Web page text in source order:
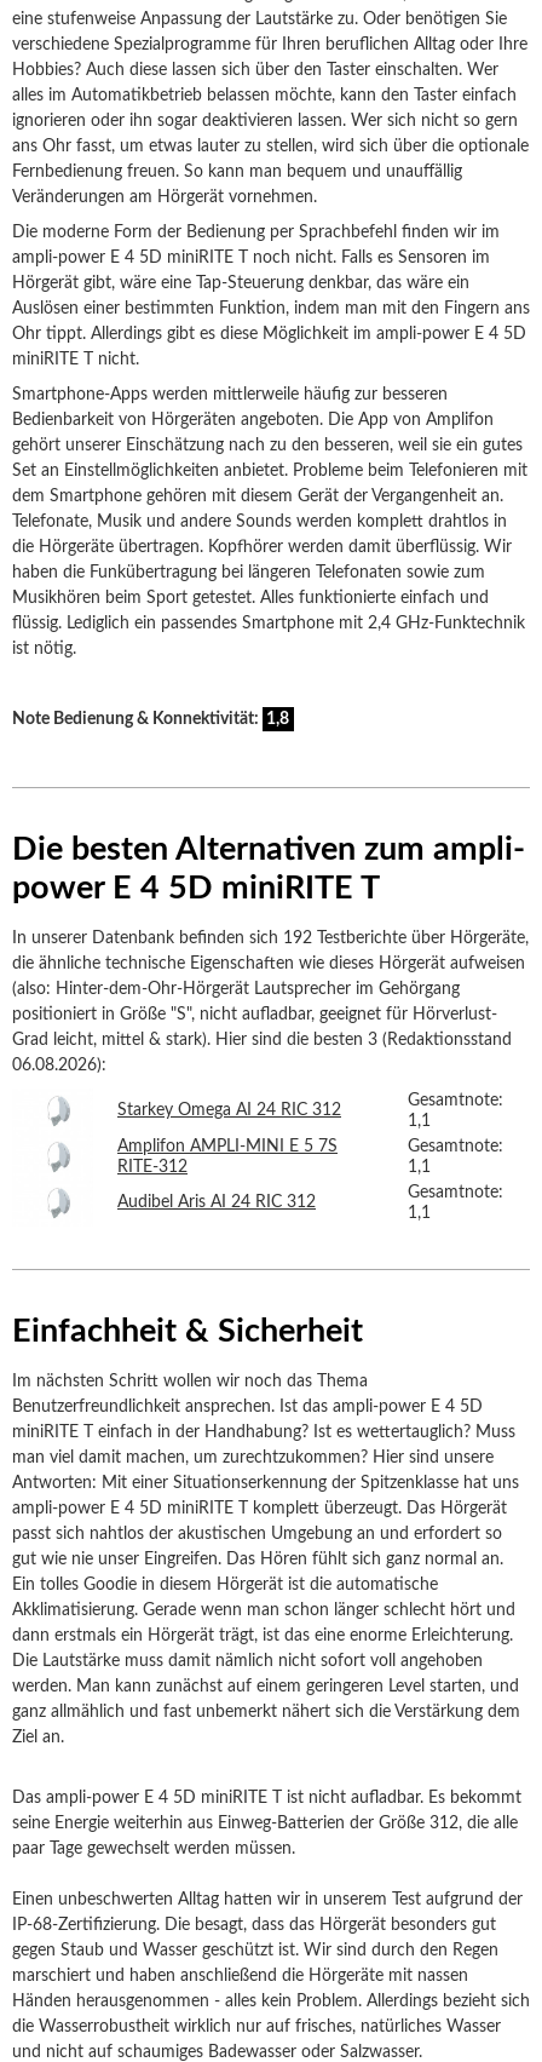
eine stufenweise Anpassung der Lautstärke zu. Oder benötigen Sie
verschiedene Spezialprogramme für Ihren beruflichen Alltag oder Ihre
Hobbies? Auch diese lassen sich über den Taster einschalten. Wer
alles im Automatikbetrieb belassen möchte, kann den Taster einfach
ignorieren oder ihn sogar deaktivieren lassen. Wer sich nicht so gern
ans Ohr fasst, um etwas lauter zu stellen, wird sich über die optionale
Fernbedienung freuen. So kann man bequem und unauffällig
Veränderungen am Hörgerät vornehmen.
Die moderne Form der Bedienung per Sprachbefehl finden wir im
ampli-power E 4 5D miniRITE T noch nicht. Falls es Sensoren im
Hörgerät gibt, wäre eine Tap-Steuerung denkbar, das wäre ein
Auslösen einer bestimmten Funktion, indem man mit den Fingern ans
Ohr tippt. Allerdings gibt es diese Möglichkeit im ampli-power E 4 5D
miniRITE T nicht.
Smartphone-Apps werden mittlerweile häufig zur besseren
Bedienbarkeit von Hörgeräten angeboten. Die App von Amplifon
gehört unserer Einschätzung nach zu den besseren, weil sie ein gutes
Set an Einstellmöglichkeiten anbietet. Probleme beim Telefonieren mit
dem Smartphone gehören mit diesem Gerät der Vergangenheit an.
Telefonate, Musik und andere Sounds werden komplett drahtlos in
die Hörgeräte übertragen. Kopfhörer werden damit überflüssig. Wir
haben die Funkübertragung bei längeren Telefonaten sowie zum
Musikhören beim Sport getestet. Alles funktionierte einfach und
flüssig. Lediglich ein passendes Smartphone mit 2,4 GHz-Funktechnik
ist nötig.
Note Bedienung & Konnektivität: 1,8
Die besten Alternativen zum ampli-
power E 4 5D miniRITE T
In unserer Datenbank befinden sich 192 Testberichte über Hörgeräte,
die ähnliche technische Eigenschaften wie dieses Hörgerät aufweisen
(also: Hinter-dem-Ohr-Hörgerät Lautsprecher im Gehörgang
positioniert in Größe "S", nicht aufladbar, geeignet für Hörverlust-
Grad leicht, mittel & stark). Hier sind die besten 3 (Redaktionsstand
06.08.2026):
Starkey Omega AI 24 RIC 312
Gesamtnote:
1,1
Amplifon AMPLI-MINI E 5 7S
RITE-312
Gesamtnote:
1,1
Audibel Aris AI 24 RIC 312
Gesamtnote:
1,1
Einfachheit & Sicherheit
Im nächsten Schritt wollen wir noch das Thema
Benutzerfreundlichkeit ansprechen. Ist das ampli-power E 4 5D
miniRITE T einfach in der Handhabung? Ist es wettertauglich? Muss
man viel damit machen, um zurechtzukommen? Hier sind unsere
Antworten: Mit einer Situationserkennung der Spitzenklasse hat uns
ampli-power E 4 5D miniRITE T komplett überzeugt. Das Hörgerät
passt sich nahtlos der akustischen Umgebung an und erfordert so
gut wie nie unser Eingreifen. Das Hören fühlt sich ganz normal an.
Ein tolles Goodie in diesem Hörgerät ist die automatische
Akklimatisierung. Gerade wenn man schon länger schlecht hört und
dann erstmals ein Hörgerät trägt, ist das eine enorme Erleichterung.
Die Lautstärke muss damit nämlich nicht sofort voll angehoben
werden. Man kann zunächst auf einem geringeren Level starten, und
ganz allmählich und fast unbemerkt nähert sich die Verstärkung dem
Ziel an.
Das ampli-power E 4 5D miniRITE T ist nicht aufladbar. Es bekommt
seine Energie weiterhin aus Einweg-Batterien der Größe 312, die alle
paar Tage gewechselt werden müssen.
Einen unbeschwerten Alltag hatten wir in unserem Test aufgrund der
IP-68-Zertifizierung. Die besagt, dass das Hörgerät besonders gut
gegen Staub und Wasser geschützt ist. Wir sind durch den Regen
marschiert und haben anschließend die Hörgeräte mit nassen
Händen herausgenommen - alles kein Problem. Allerdings bezieht sich
die Wasserrobustheit wirklich nur auf frisches, natürliches Wasser
und nicht auf schaumiges Badewasser oder Salzwasser.